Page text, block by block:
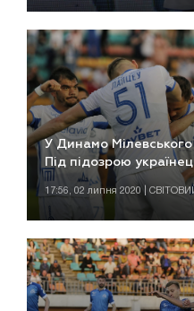
У Динамо Мілевського
Під підозрою
17:56, 02 липня 2020 |